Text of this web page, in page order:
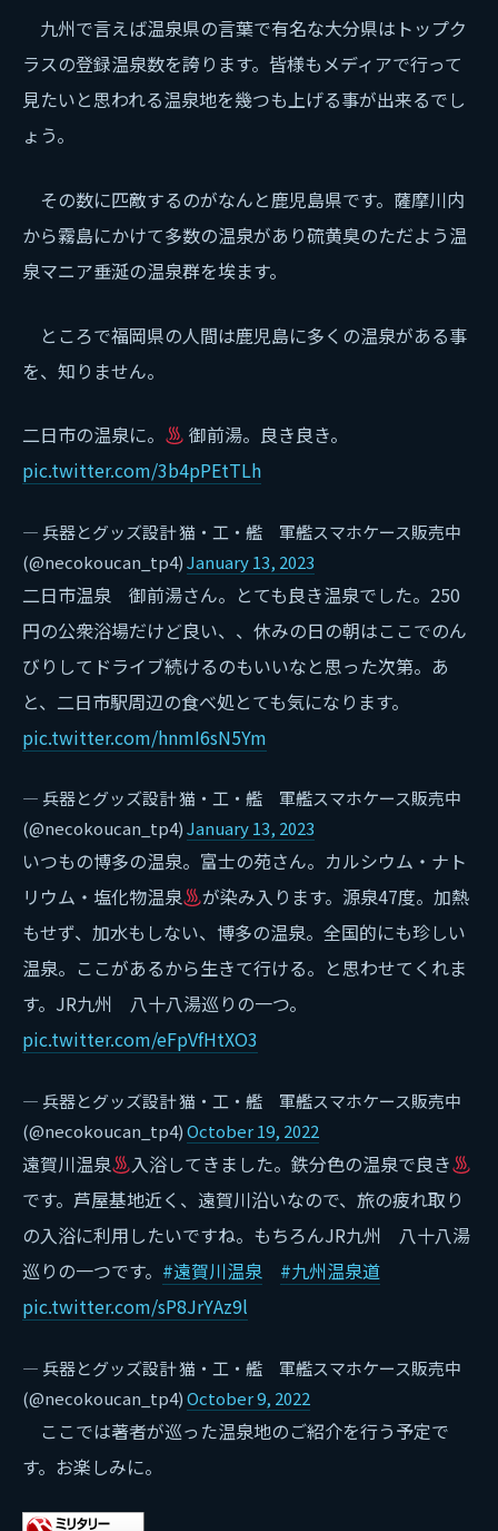
九州で言えば温泉県の言葉で有名な大分県はトップク
ラスの登録温泉数を誇ります。皆様もメディアで行って
見たいと思われる温泉地を幾つも上げる事が出来るでし
ょう。
その数に匹敵するのがなんと鹿児島県です。薩摩川内
から霧島にかけて多数の温泉があり硫黄臭のただよう温
泉マニア垂涎の温泉群を埃ます。
ところで福岡県の人間は鹿児島に多くの温泉がある事
を、知りません。
二日市の温泉に。
御前湯。良き良き。
pic.twitter.com/3b4pPEtTLh
— 兵器とグッズ設計 猫・工・艦 軍艦スマホケース販売中
(@necokoucan_tp4)January 13, 2023
二日市温泉 御前湯さん。とても良き温泉でした。250
円の公衆浴場だけど良い、、休みの日の朝はここでのん
びりしてドライブ続けるのもいいなと思った次第。あ
と、二日市駅周辺の食べ処とても気になります。
pic.twitter.com/hnmI6sN5Ym
— 兵器とグッズ設計 猫・工・艦 軍艦スマホケース販売中
(@necokoucan_tp4)January 13, 2023
いつもの博多の温泉。富士の苑さん。カルシウム・ナト
リウム・塩化物温泉
が染み入ります。源泉47度。加熱
もせず、加水もしない、博多の温泉。全国的にも珍しい
温泉。ここがあるから生きて行ける。と思わせてくれま
す。JR九州 八十八湯巡りの一つ。
pic.twitter.com/eFpVfHtXO3
— 兵器とグッズ設計 猫・工・艦 軍艦スマホケース販売中
(@necokoucan_tp4)October 19, 2022
遠賀川温泉
入浴してきました。鉄分色の温泉で良き
です。芦屋基地近く、遠賀川沿いなので、旅の疲れ取り
の入浴に利用したいですね。もちろんJR九州 八十八湯
巡りの一つです。 #遠賀川温泉
#九州温泉道
pic.twitter.com/sP8JrYAz9l
— 兵器とグッズ設計 猫・工・艦 軍艦スマホケース販売中
(@necokoucan_tp4)October 9, 2022
ここでは著者が巡った温泉地のご紹介を行う予定で
す。お楽しみに。